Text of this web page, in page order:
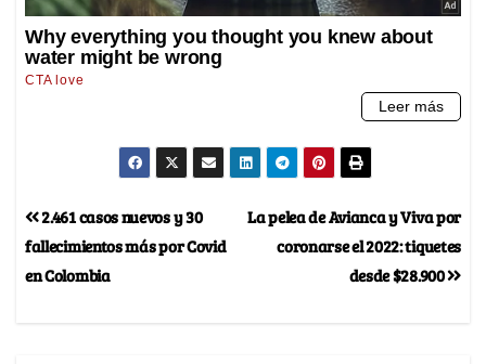
La pelea de Avianca y Viva por
coronarse el 2022: tiquetes
desde $28.900
2.461 casos nuevos y 30
fallecimientos más por Covid
en Colombia